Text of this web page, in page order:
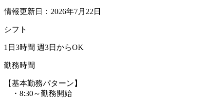
情報更新日：2026年7月22日
シフト
1日3時間 週3日からOK
勤務時間
【基本勤務パターン】
・8:30～勤務開始